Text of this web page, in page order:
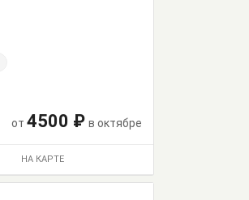
от 4500 ₽ в октябре
НА КАРТЕ